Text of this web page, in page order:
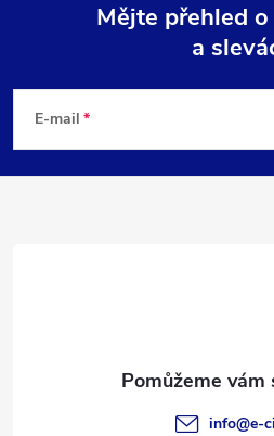
p
Mějte přehled
a
E-mail
info@e-